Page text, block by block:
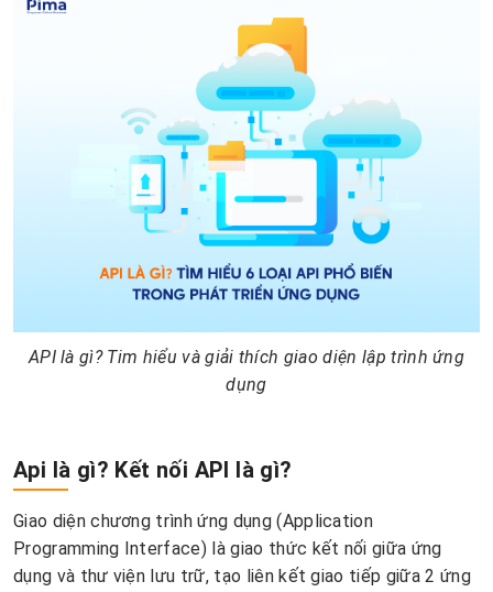
API là gì? Tim hiểu và giải thích giao diện lập trình ứng
dụng
Api là gì? Kết nối API là gì?
Giao diện chương trình ứng dụng (Application
Programming Interface) là giao thức kết nối giữa ứng
dụng và thư viện lưu trữ, tạo liên kết giao tiếp giữa 2 ứng